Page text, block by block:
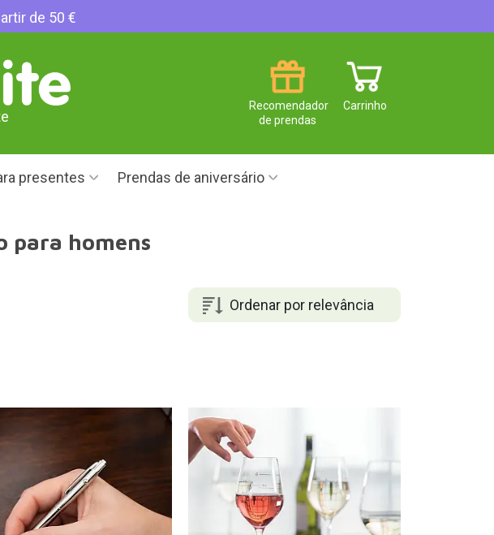
de 50 €
Carrinho
Recomendador
de prendas
presentes Prendas de aniversário
para homens
Ordenar por relevância